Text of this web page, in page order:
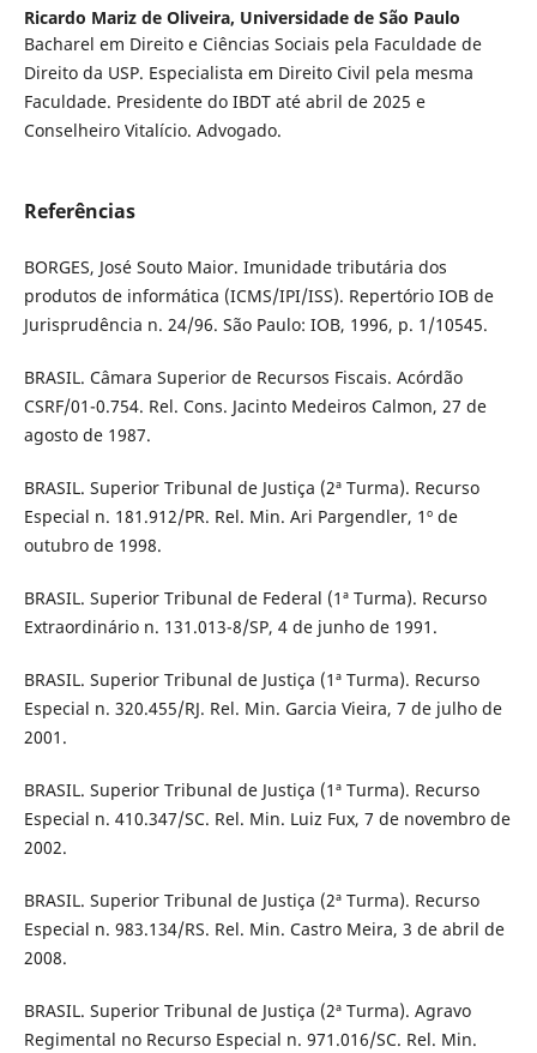
Ricardo Mariz de Oliveira, Universidade de São Paulo
Bacharel em Direito e Ciências Sociais pela Faculdade de
Direito da USP. Especialista em Direito Civil pela mesma
Faculdade. Presidente do IBDT até abril de 2025 e
Conselheiro Vitalício. Advogado.
Referências
BORGES, José Souto Maior. Imunidade tributária dos
produtos de informática (ICMS/IPI/ISS). Repertório IOB de
Jurisprudência n. 24/96. São Paulo: IOB, 1996, p. 1/10545.
BRASIL. Câmara Superior de Recursos Fiscais. Acórdão
CSRF/01-0.754. Rel. Cons. Jacinto Medeiros Calmon, 27 de
agosto de 1987.
BRASIL. Superior Tribunal de Justiça (2ª Turma). Recurso
Especial n. 181.912/PR. Rel. Min. Ari Pargendler, 1º de
outubro de 1998.
BRASIL. Superior Tribunal de Federal (1ª Turma). Recurso
Extraordinário n. 131.013-8/SP, 4 de junho de 1991.
BRASIL. Superior Tribunal de Justiça (1ª Turma). Recurso
Especial n. 320.455/RJ. Rel. Min. Garcia Vieira, 7 de julho de
2001.
BRASIL. Superior Tribunal de Justiça (1ª Turma). Recurso
Especial n. 410.347/SC. Rel. Min. Luiz Fux, 7 de novembro de
2002.
BRASIL. Superior Tribunal de Justiça (2ª Turma). Recurso
Especial n. 983.134/RS. Rel. Min. Castro Meira, 3 de abril de
2008.
BRASIL. Superior Tribunal de Justiça (2ª Turma). Agravo
Regimental no Recurso Especial n. 971.016/SC. Rel. Min.